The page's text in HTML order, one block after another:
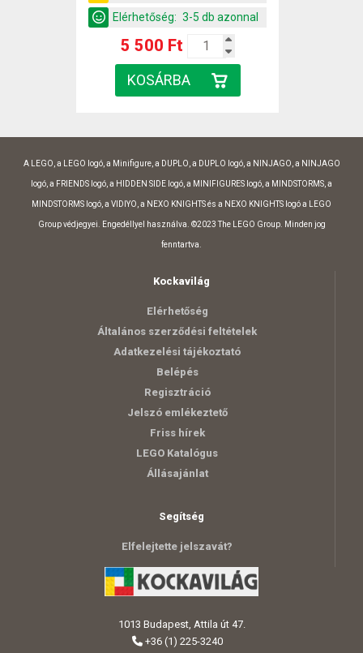
Elérhetőség: 3-5 db azonnal
5 500 Ft
A LEGO, a LEGO logó, a Minifigure, a DUPLO, a DUPLO logó, a NINJAGO, a NINJAGO
logó, a FRIENDS logó, a HIDDEN SIDE logó, a MINIFIGURES logó, a MINDSTORMS, a
MINDSTORMS logó, a VIDIYO, a NEXO KNIGHTS és a NEXO KNIGHTS logó a LEGO
Group védjegyei. Engedéllyel használva. ©2023 The LEGO Group. Minden jog
fenntartva.
Kockavilág
Elérhetőség
Általános szerződési feltételek
Adatkezelési tájékoztató
Belépés
Regisztráció
Jelszó emlékeztető
Friss hírek
LEGO Katalógus
Állásajánlat
Segítség
Elfelejtette jelszavát?
1013 Budapest, Attila út 47.
+36 (1) 225-3240